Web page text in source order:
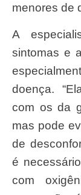
menores de
A especialista também alertou sobre os
sintomas e
doença.
com os da
mas pode
de
é
com